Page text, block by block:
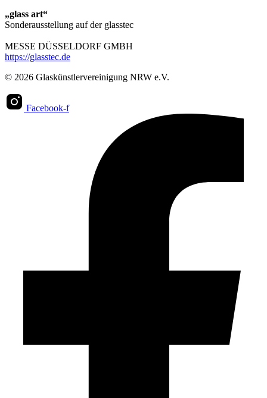
„glass art“
Sonderausstellung auf der glasstec
MESSE DÜSSELDORF GMBH
https://glasstec.de
© 2026 Glaskünstlervereinigung NRW e.V.
Facebook-f